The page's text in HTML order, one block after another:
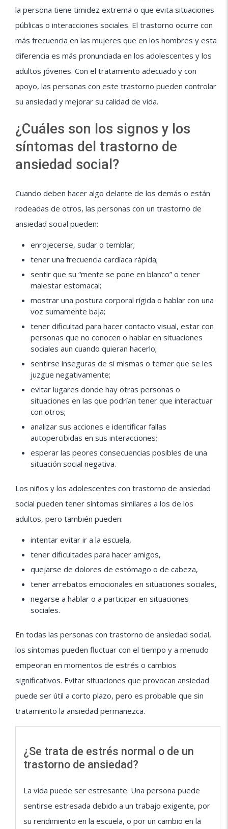
la persona tiene timidez extrema o que evita situaciones
públicas o interacciones sociales. El trastorno ocurre con
más frecuencia en las mujeres que en los hombres y esta
diferencia es más pronunciada en los adolescentes y los
adultos jóvenes. Con el tratamiento adecuado y con
apoyo, las personas con este trastorno pueden controlar
su ansiedad y mejorar su calidad de vida.
¿Cuáles son los signos y los
síntomas del trastorno de
ansiedad social?
Cuando deben hacer algo delante de los demás o están
rodeadas de otros, las personas con un trastorno de
ansiedad social pueden:
enrojecerse, sudar o temblar;
tener una frecuencia cardíaca rápida;
sentir que su “mente se pone en blanco” o tener
malestar estomacal;
mostrar una postura corporal rígida o hablar con una
voz sumamente baja;
tener dificultad para hacer contacto visual, estar con
personas que no conocen o hablar en situaciones
sociales aun cuando quieran hacerlo;
sentirse inseguras de sí mismas o temer que se les
juzgue negativamente;
evitar lugares donde hay otras personas o
situaciones en las que podrían tener que interactuar
con otros;
analizar sus acciones e identificar fallas
autopercibidas en sus interacciones;
esperar las peores consecuencias posibles de una
situación social negativa.
Los niños y los adolescentes con trastorno de ansiedad
social pueden tener síntomas similares a los de los
adultos, pero también pueden:
intentar evitar ir a la escuela,
tener dificultades para hacer amigos,
quejarse de dolores de estómago o de cabeza,
tener arrebatos emocionales en situaciones sociales,
negarse a hablar o a participar en situaciones
sociales.
En todas las personas con trastorno de ansiedad social,
los síntomas pueden fluctuar con el tiempo y a menudo
empeoran en momentos de estrés o cambios
significativos. Evitar situaciones que provocan ansiedad
puede ser útil a corto plazo, pero es probable que sin
tratamiento la ansiedad permanezca.
¿Se trata de estrés normal o de un
trastorno de ansiedad?
La vida puede ser estresante. Una persona puede
sentirse estresada debido a un trabajo exigente, por
su rendimiento en la escuela, o por un cambio en la